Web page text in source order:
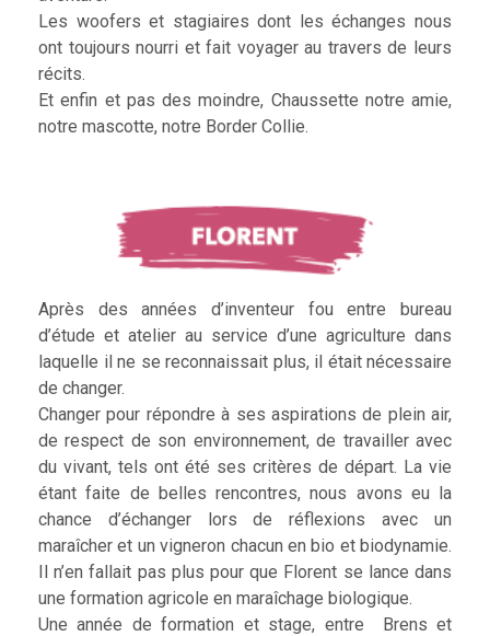
Les woofers et stagiaires dont les échanges nous
ont toujours nourri et fait voyager au travers de leurs
récits.
Et enfin et pas des moindre, Chaussette notre amie,
notre mascotte, notre Border Collie.
Après des années d’inventeur fou entre bureau
d’étude et atelier au service d’une agriculture dans
laquelle il ne se reconnaissait plus, il était nécessaire
de changer.
Changer pour répondre à ses aspirations de plein air,
de respect de son environnement, de travailler avec
du vivant, tels ont été ses critères de départ. La vie
étant faite de belles rencontres, nous avons eu la
chance d’échanger lors de réflexions avec un
maraîcher et un vigneron chacun en bio et biodynamie.
Il n’en fallait pas plus pour que Florent se lance dans
une formation agricole en maraîchage biologique.
Une année de formation et stage, entre Brens et